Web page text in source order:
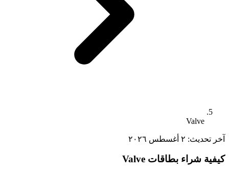
Valve
آخر تحديث: ٢ أغسطس ٢٠٢٦
كيفية شراء بطاقات Valve